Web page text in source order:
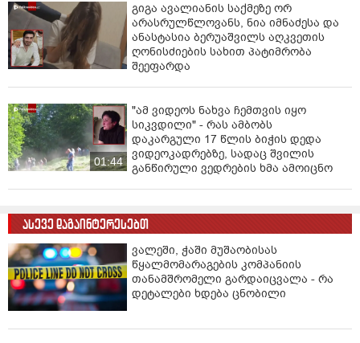
გიგა ავალიანის საქმეზე ორ
არასრულწლოვანს, ნია იმნაძესა და
ანასტასია ბერუაშვილს აღკვეთის
ღონისძიების სახით პატიმრობა
შეეფარდა
01:44
"ამ ვიდეოს ნახვა ჩემთვის იყო
სიკვდილი" - რას ამბობს
დაკარგული 17 წლის ბიჭის დედა
ვიდეოკადრებზე, სადაც შვილის
განწირული ვედრების ხმა ამოიცნო
ასევე დაგაინტერესებთ
ვალეში, ჭაში მუშაობისას
წყალმომარაგების კომპანიის
თანამშრომელი გარდაიცვალა - რა
დეტალები ხდება ცნობილი